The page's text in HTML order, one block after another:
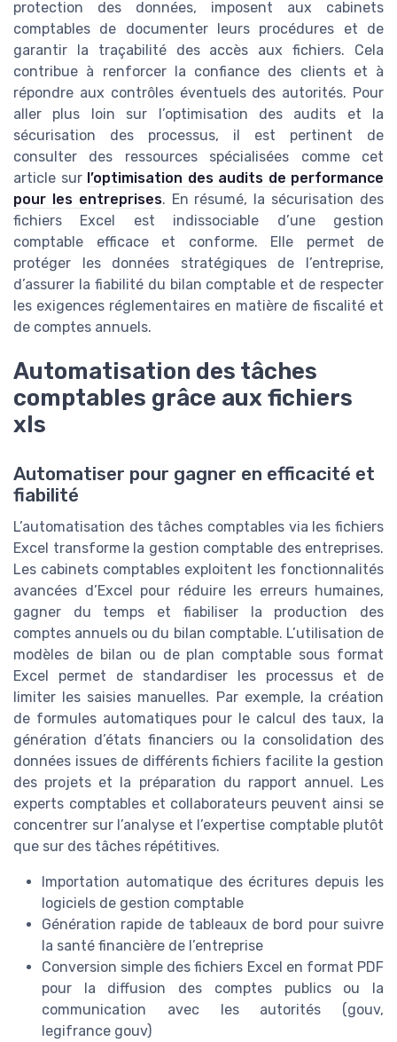
protection des données, imposent aux cabinets
comptables de documenter leurs procédures et de
garantir la traçabilité des accès aux fichiers. Cela
contribue à renforcer la confiance des clients et à
répondre aux contrôles éventuels des autorités. Pour
aller plus loin sur l’optimisation des audits et la
sécurisation des processus, il est pertinent de
consulter des ressources spécialisées comme cet
article sur l’optimisation des audits de performance
pour les entreprises. En résumé, la sécurisation des
fichiers Excel est indissociable d’une gestion
comptable efficace et conforme. Elle permet de
protéger les données stratégiques de l’entreprise,
d’assurer la fiabilité du bilan comptable et de respecter
les exigences réglementaires en matière de fiscalité et
de comptes annuels.
Automatisation des tâches
comptables grâce aux fichiers
xls
Automatiser pour gagner en efficacité et
fiabilité
L’automatisation des tâches comptables via les fichiers
Excel transforme la gestion comptable des entreprises.
Les cabinets comptables exploitent les fonctionnalités
avancées d’Excel pour réduire les erreurs humaines,
gagner du temps et fiabiliser la production des
comptes annuels ou du bilan comptable. L’utilisation de
modèles de bilan ou de plan comptable sous format
Excel permet de standardiser les processus et de
limiter les saisies manuelles. Par exemple, la création
de formules automatiques pour le calcul des taux, la
génération d’états financiers ou la consolidation des
données issues de différents fichiers facilite la gestion
des projets et la préparation du rapport annuel. Les
experts comptables et collaborateurs peuvent ainsi se
concentrer sur l’analyse et l’expertise comptable plutôt
que sur des tâches répétitives.
Importation automatique des écritures depuis les
logiciels de gestion comptable
Génération rapide de tableaux de bord pour suivre
la santé financière de l’entreprise
Conversion simple des fichiers Excel en format PDF
pour la diffusion des comptes publics ou la
communication avec les autorités (gouv,
legifrance gouv)